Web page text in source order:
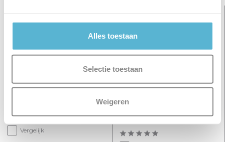
Alles toestaan
Selectie toestaan
Weigeren
Spot Megano 1 lichts zwart
Vergelijk
HUE Lichtbron GU10 400